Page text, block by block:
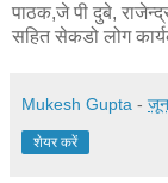
पाठक,जे पी दुबे,
सहित सेकडो लोग
Mukesh Gupta -
शेयर करें